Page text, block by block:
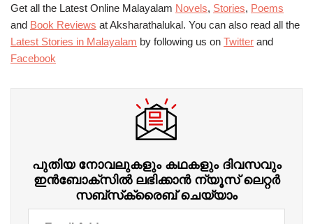
Get all the Latest Online Malayalam Novels, Stories, Poems
and Book Reviews at Aksharathalukal. You can also read all the
Latest Stories in Malayalam by following us on Twitter and
Facebook
പുതിയ നോവലുകളും കഥകളും ദിവസവും
ഇന്‍ബോക്‌സില്‍ ലഭിക്കാന്‍ ന്യൂസ് ലെറ്റർ
സബ്‌സ്‌ക്രൈബ് ചെയ്യാം